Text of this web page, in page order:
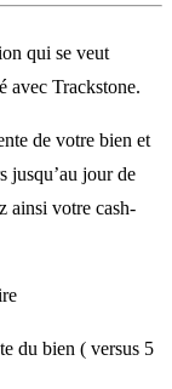
qui se veut
avec Trackstone.
de votre bien et
jusqu’au jour de
ainsi votre cash-
du bien ( versus 5